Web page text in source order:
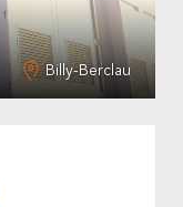
Billy-Berclau